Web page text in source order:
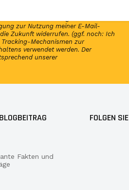
zur Nutzung meiner E-Mail-
Zukunft widerrufen. (ggf. noch: Ich
Mechanismen zur
verwendet werden. Der
unserer
Fakten und
FOLGEN